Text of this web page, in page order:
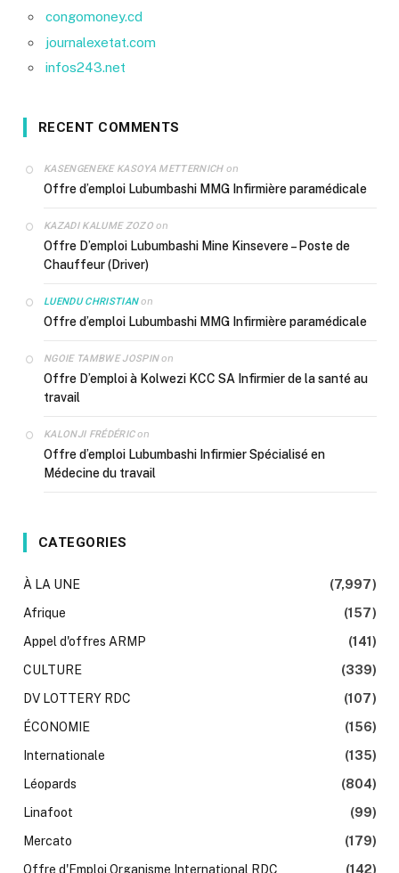
congomoney.cd
journalexetat.com
infos243.net
RECENT COMMENTS
KASENGENEKE KASOYA METTERNICHon
Offre d’emploi Lubumbashi MMG Infirmière paramédicale
KAZADI KALUME ZOZOon
Offre D’emploi Lubumbashi Mine Kinsevere – Poste de
Chauffeur (Driver)
LUENDU CHRISTIANon
Offre d’emploi Lubumbashi MMG Infirmière paramédicale
NGOIE TAMBWE JOSPINon
Offre D’emploi à Kolwezi KCC SA Infirmier de la santé au
travail
KALONJI FRÉDÉRICon
Offre d’emploi Lubumbashi Infirmier Spécialisé en
Médecine du travail
CATEGORIES
À LA UNE
(7,997)
Afrique
(157)
Appel d'offres ARMP
(141)
CULTURE
(339)
DV LOTTERY RDC
(107)
ÉCONOMIE
(156)
Internationale
(135)
Léopards
(804)
Linafoot
(99)
Mercato
(179)
Offre d'Emploi Organisme International RDC
(142)